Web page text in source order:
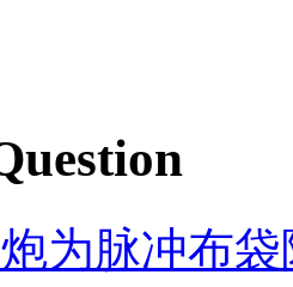
为脉冲布